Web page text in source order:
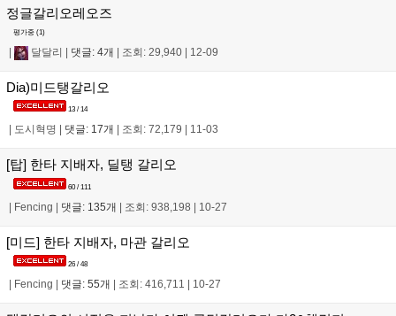
정글갈리오레오즈
평가중 (1)
| 달달리 | 댓글: 4개 | 조회: 29,940 | 12-09
Dia)미드탱갈리오
13 / 14
도시혁명 댓글: 17개 조회: 72,179 11-03
[탑] 한타 지배자, 딜탱 갈리오
60 / 111
| Fencing | 댓글: 135개 | 조회: 938,198 | 10-27
[미드] 한타 지배자, 마관 갈리오
26 / 48
Fencing 댓글: 55개 조회: 416,711 10-27